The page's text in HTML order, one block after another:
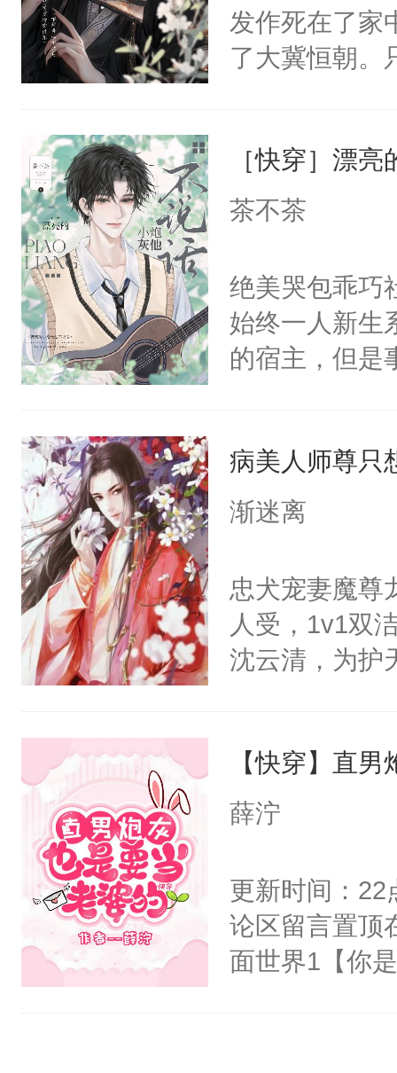
常见问题一：
教科书版：“
母的微笑：“
留看着面前
人，突然醒悟
卫天还没亮，
腰：“陛下，
不好了！”“那
小白莲：“嘤
胡说，我没碰
不愧是大佬
悉，嗷？这不
可以先看仙帝
发作死在了家
了大冀恒朝。
惜被人暗害
绝。主神知晓
朝，一个从未
为三种性别。
构与男子相同
了一颗红色的
人，最终坐上
［快穿］漂
茶不茶
绝美哭包乖巧
始终一人新生
的宿主，但
你，打他一
右脸欠踹$￥
前，抬手摸
句：“魂淡！”
血：可爱，
阴恻恻的看着
点头：“你自
谁！”反正有
打工的！小
了！尼玛！到
病美人师尊只
渐迷离
忠犬宠妻魔尊
人受，1v1双
沈云清，为护
其是纯金色
的逆鳞，决战
逆鳞还亲了一
堂正正再战一
清倚在美人榻
老等死中，
【快穿】直
薛泞
更新时间：22
论区留言置顶
面世界1【你